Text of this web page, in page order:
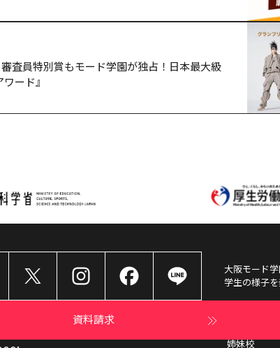
査員特別賞もモード学園が独占！日本最大級
ード』
大阪モード
学生の様子を
資料請求
姉妹校